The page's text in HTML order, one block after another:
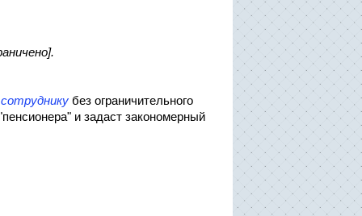
без ограничительного
и задаст закономерный